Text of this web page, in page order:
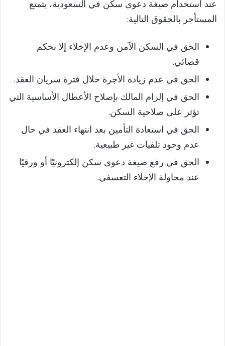
عند استخدام صيغة دعوى سكن في السعودية، يتمتع
المستأجر بالحقوق التالية:
الحق في السكن الآمن وعدم الإخلاء إلا بحكم
قضائي.
الحق في عدم زيادة الأجرة خلال فترة سريان العقد.
الحق في إلزام المالك بإصلاح الأعطال الأساسية التي
تؤثر على صلاحية السكن.
الحق في استعادة التأمين بعد انتهاء العقد في حال
عدم وجود تلفيات غير طبيعية.
الحق في رفع صيغة دعوى سكن إلكترونيًا أو ورقيًا
عند محاولة الإخلاء التعسفي.